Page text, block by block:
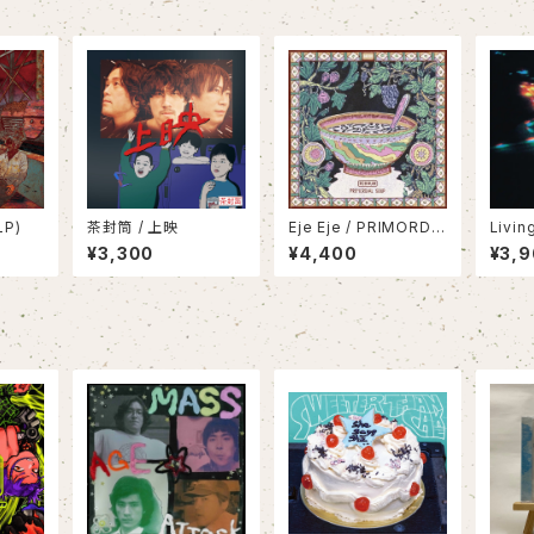
茶封筒 / 上映
¥3,300
Eje Eje / PRIMORDIA
L SOUP(LP)
¥4,400
al